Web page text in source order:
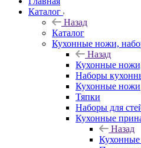
Каталог
Назад
Каталог
Кухонные ножи,
Назад
Кухонные
Наборы
Кухонные ножи
Тяпки
Наборы для
Кухонные
Назад
Кухонные